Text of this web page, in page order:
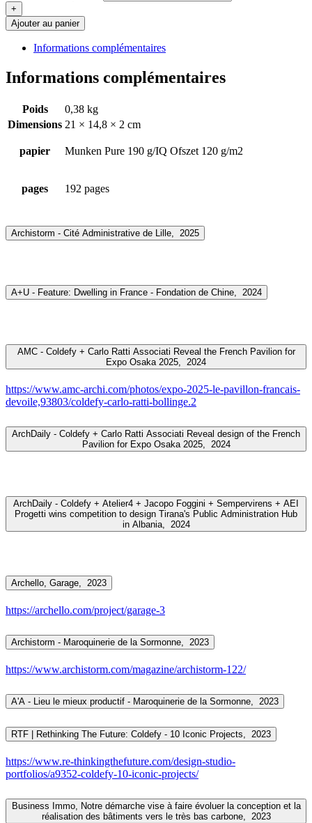
+
Ajouter au panier
Informations complémentaires
Informations complémentaires
Poids
0,38 kg
Dimensions 21 × 14,8 × 2 cm
papier Munken Pure 190 g/IQ Ofszet 120 g/m2
pages 192 pages
Archistorm - Cité Administrative de Lille, 2025
A+U - Feature: Dwelling in France - Fondation de Chine, 2024
AMC - Coldefy + Carlo Ratti Associati Reveal the French Pavilion for
Expo Osaka 2025, 2024
https://www.amc-archi.com/photos/expo-2025-le-pavillon-francais-
devoile,93803/coldefy-carlo-ratti-bollinge.2
ArchDaily - Coldefy + Carlo Ratti Associati Reveal design of the French
Pavilion for Expo Osaka 2025, 2024
ArchDaily - Coldefy + Atelier4 + Jacopo Foggini + Sempervirens + AEI
Progetti wins competition to design Tirana's Public Administration Hub
in Albania, 2024
Archello, Garage, 2023
https://archello.com/project/garage-3
Archistorm - Maroquinerie de la Sormonne, 2023
https://www.archistorm.com/magazine/archistorm-122/
A'A - Lieu le mieux productif - Maroquinerie de la Sormonne, 2023
RTF | Rethinking The Future: Coldefy - 10 Iconic Projects, 2023
https://www.re-thinkingthefuture.com/design-studio-
portfolios/a9352-coldefy-10-iconic-projects/
Business Immo, Notre démarche vise à faire évoluer la conception et la
réalisation des bâtiments vers le très bas carbone, 2023